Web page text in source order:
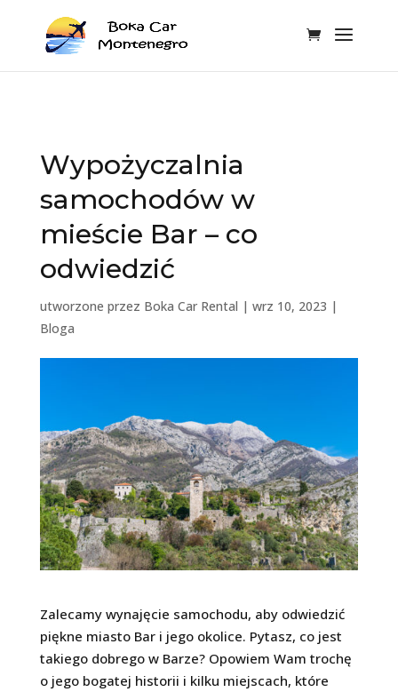
Wypożyczalnia
samochodów w
mieście Bar – co
odwiedzić
utworzone przez Boka Car Rental | wrz 10, 2023 |
Bloga
Zalecamy wynajęcie samochodu, aby odwiedzić
piękne miasto Bar i jego okolice. Pytasz, co jest
takiego dobrego w Barze? Opowiem Wam trochę
o jego bogatej historii i kilku miejscach, które